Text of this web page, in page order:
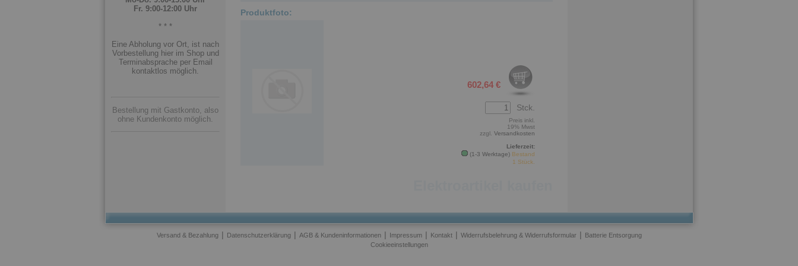
Fr. 9:00-12:00 Uhr
* * *
Eine Abholung vor Ort, ist nach
Vorbestellung hier im Shop und
Terminabsprache per Email
kontaktlos möglich.
Bestellung mit Gastkonto, also
ohne Kundenkonto möglich.
Produktfoto:
602,64 €
Stck.
Preis inkl.
19% Mwst
zzgl. Versandkosten
Lieferzeit:
(1-3 Werktage) Bestand
1 Stück.
Versand & Bezahlung | Datenschutzerklärung | AGB & Kundeninformationen | Impressum | Kontakt | Widerrufsbelehrung & Widerrufsformular | Batterie Entsorgung
Cookieeinstellungen